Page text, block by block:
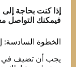
إذا كنت بحاجة
فيمكنك التواصل
الخطوة
يجب أن تضيف في